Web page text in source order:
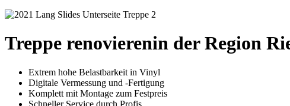
Treppe renovierenin der Region
Extrem hohe Belastbarkeit in Vinyl
Digitale Vermessung und -Fertigung
Komplett mit Montage zum Festpreis
Schneller Service durch Profis